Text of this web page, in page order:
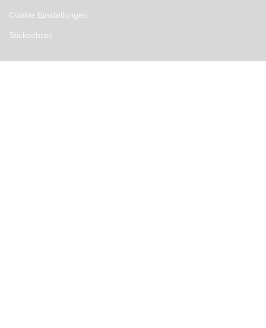
Cookie Einstellungen
Stickzebras